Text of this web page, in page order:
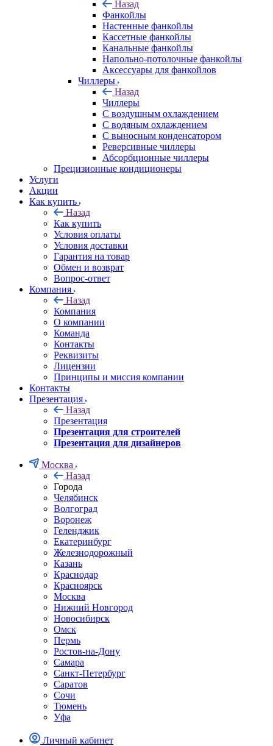
Назад
Фанкойлы
Настенные фанкойлы
Кассетные фанкойлы
Канальные фанкойлы
Напольно-потолочные фанкойлы
Аксессуары для фанкойлов
Чиллеры
Назад
Чиллеры
С воздушным охлаждением
С водяным охлаждением
С выносным конденсатором
Реверсивные чиллеры
Абсорбционные чиллеры
Прецизионные кондиционеры
Услуги
Акции
Как купить
Назад
Как купить
Условия оплаты
Условия доставки
Гарантия на товар
Обмен и возврат
Вопрос-ответ
Компания
Назад
Компания
О компании
Команда
Контакты
Реквизиты
Лицензии
Принципы и миссия компании
Контакты
Презентация
Назад
Презентация
Презентация для строителей
Презентация для дизайнеров
Москва
Назад
Города
Челябинск
Волгоград
Воронеж
Геленджик
Екатеринбург
Железнодорожный
Казань
Краснодар
Красноярск
Москва
Нижний Новгород
Новосибирск
Омск
Пермь
Ростов-на-Дону
Самара
Санкт-Петербург
Саратов
Сочи
Тюмень
Уфа
Личный кабинет